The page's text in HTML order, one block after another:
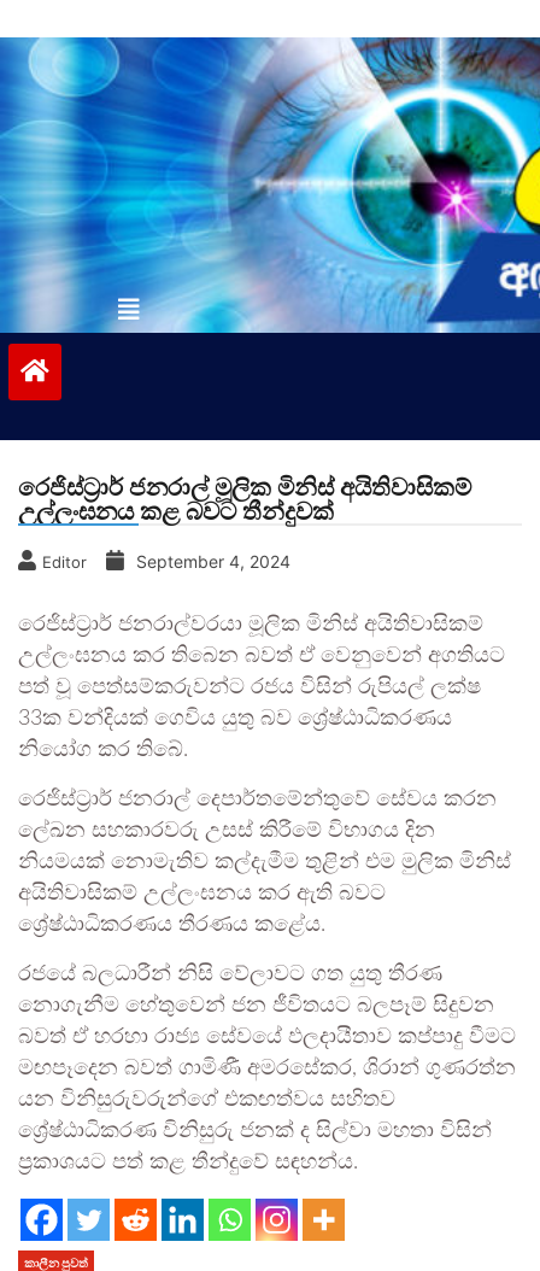
to
contentvinivida.lk
රෙජිස්ට්‍රාර් ජනරාල් මූලික මිනිස් අයිතිවාසිකම්
උල්ලංඝනය කළ බවට තීන්දුවක්
Editor September 4, 2024
රෙජිස්ට්‍රාර් ජනරාල්වරයා මූලික මිනිස් අයිතිවාසිකම්
උල්ලංඝනය කර තිබෙන බවත් ඒ වෙනුවෙන් අගතියට
පත් වූ පෙත්සම්කරුවන්ට රජය විසින් රුපියල් ලක්ෂ
33ක වන්දියක් ගෙවිය යුතු බව ශ්‍රේෂ්ඨාධිකරණය
නියෝග කර තිබේ.
රෙජිස්ට්‍රාර් ජනරාල් දෙපාර්තමේන්තුවේ සේවය කරන
ලේඛන සහකාරවරු උසස් කිරීමේ විභාගය දින
නියමයක් නොමැතිව කල්දැමීම තුළින් එම මුලික මිනිස්
අයිතිවාසිකම් උල්ලංඝනය කර ඇති බවට
ශ්‍රේෂ්ඨාධිකරණය තීරණය කළේය.
රජයේ බලධාරීන් නිසි වේලාවට ගත යුතු තීරණ
නොගැනීම හේතුවෙන් ජන ජීවිතයට බලපෑම් සිදුවන
බවත් ඒ හරහා රාජ්‍ය සේවයේ ඵලදායීතාව කප්පාදු වීමට
මඟපෑදෙන බවත් ගාමිණී අමරසේකර, ශිරාන් ගුණරත්න
යන විනිසුරුවරුන්ගේ එකඟත්වය සහිතව
ශ්‍රේෂ්ඨාධිකරණ විනිසුරු ජනක් ද සිල්වා මහතා විසින්
ප්‍රකාශයට පත් කළ තීන්දුවේ සඳහන්ය.
කාලීන පුවත්